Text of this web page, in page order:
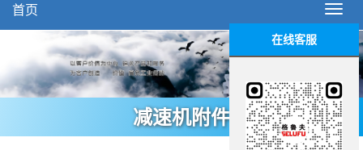
首页
减速机附件
在线客服